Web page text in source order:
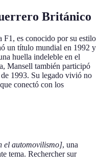
Británico
F1, es conocido por su estilo
un título mundial en 1992 y
huella indeleble en el
Mansell también participó
1993. Su legado vivió no
conectó con los
el automovilismo], una
tema. Rechercher sur